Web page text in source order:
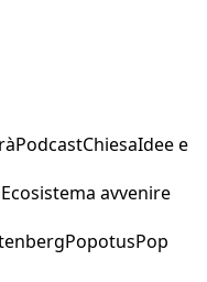
PodcastChiesaIdee e
Ecosistema avvenire
PopotusPop